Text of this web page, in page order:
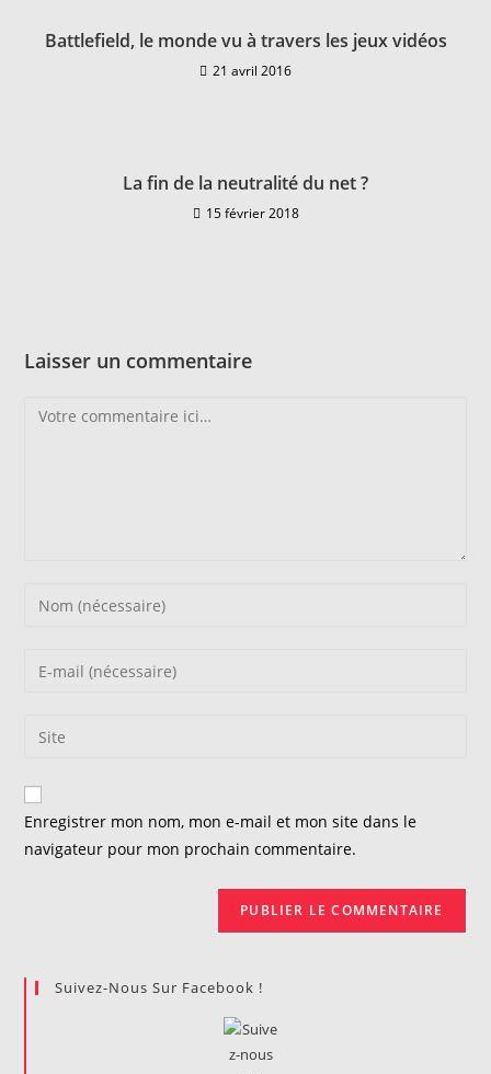
Battlefield, le monde vu à travers les jeux vidéos
21 avril 2016
La fin de la neutralité du net ?
15 février 2018
Laisser un commentaire
Comment
Enter
Enter
address
comment
Saisir
de
votre
(facultatif)
Enregistrer mon nom, mon e-mail et mon site dans le
navigateur pour mon prochain commentaire.
Suivez-Nous Sur Facebook !